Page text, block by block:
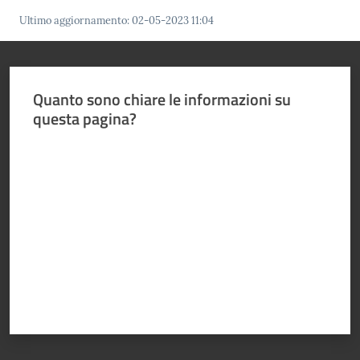
Ultimo aggiornamento:02-05-2023 11:04
Quanto sono chiare le informazioni su
questa pagina?